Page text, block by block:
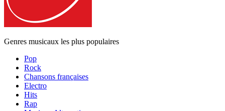
Genres musicaux les plus populaires
Pop
Rock
Chansons françaises
Electro
Hits
Rap